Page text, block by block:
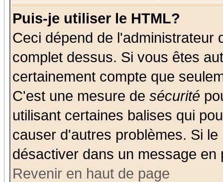
Puis-je utiliser le HTML?
Ceci dépend de l'administrateur
complet dessus. Si vous êtes
certainement compte que
C'est une mesure de sécurité
utilisant certaines balises qui
causer d'autres problèmes. Si
désactiver dans un message
Revenir en haut de page